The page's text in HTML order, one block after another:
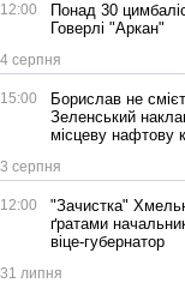
12:00
Понад 30
Говерлі "Аркан"
4 серпня
15:00
Борислав не
Зеленський
місцеву нафтову
3 серпня
12:00
"Зачистка"
ґратами
віце-губернатор
31 липня